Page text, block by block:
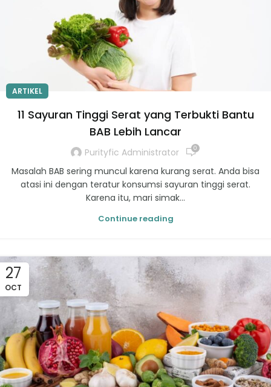
ARTIKEL
11 Sayuran Tinggi Serat yang Terbukti Bantu
BAB Lebih Lancar
Purityfic Administrator 0
Masalah BAB sering muncul karena kurang serat. Anda bisa
atasi ini dengan teratur konsumsi sayuran tinggi serat.
Karena itu, mari simak...
Continue reading
27
OCT